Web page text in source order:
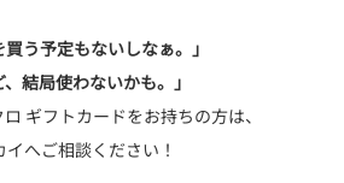
う予定もないしなぁ。」
結局使わないかも。」
ギフトカードをお持ちの方は、
へご相談ください！